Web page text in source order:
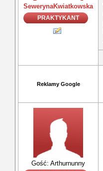
SewerynaKwiatkowska
PRAKTYKANT
Reklamy Google
Gość: Arthurnunny